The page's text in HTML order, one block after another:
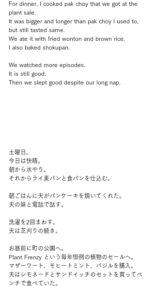
For dinner, I cooked pak choy that we got at the
plant sale.
It was bigger and longer than pak choy I used to,
but still tasted same.
We ate it with fried wonton and brown rice.
I also baked shokupan.
We watched more episodes.
It is still good.
Then we slept good despite our long nap.
土曜日。
今日は快晴。
朝から水やり。
それからライ麦パンと食パンを仕込む。
朝ごはんに夫がパンケーキを焼いてくれた。
夫の妹と電話で話す。
洗濯を2回まわす。
夫は芝刈りの続き。
お昼前に町の公園へ。
Plant Frenzy という毎年恒例の植物のセールへ。
マザーワート、モヒートミント、バジルを購入。
夫はレモネードとサンドイッチのセットを買ってベ
ンチで食べていた。